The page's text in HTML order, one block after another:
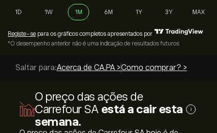
1D 1W 1M 6M 1Y 3Y MAX
Registe-se para os gráficos completos apresentados por
*O desempenho anterior não é uma indicação de resultados futuros
Saltar para:Acerca de CA.PA >Como comprar? >
O preço das ações de
Carrefour SA está a cair esta
semana.
i